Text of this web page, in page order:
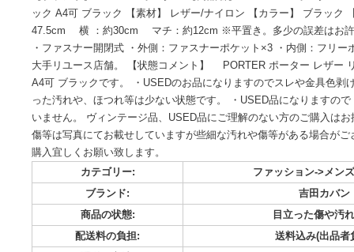
商品情報
【ブランド】 PORTER ポーター 【商品名】 PORTER ポ
ック A4可 ブラック 【素材】 レザー/ナイロン 【カラー】
47.5cm 横 ：約30cm マチ：約12cm ※平置き。多少の誤
・ファスナー開閉式 ・外側：ファスナーポケット×3 ・内側
大手リユース店舗。 【状態コメント】 PORTER ポーター
A4可 ブラックです。 ・USEDのお品になりますのでスレや
った汚れや、ほつれ等は少ない状態です。 ・USED品になり
いません。 ヴィンテージ品、USED品にご理解のない方のご
傷等は写真にてお載せしていますが些細な汚れや傷等がある
購入宜しくお願い致します。